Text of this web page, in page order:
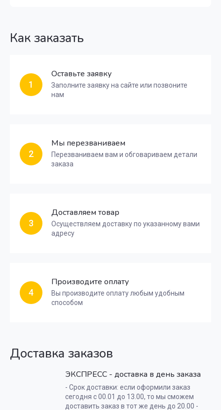
Как заказать
1
Оставьте заявку
Заполните заявку на сайте или позвоните
нам
2
Мы перезваниваем
Перезваниваем вам и обговариваем детали
заказа
3
Доставляем товар
Осуществляем доставку по указанному вами
адресу
4
Производите оплату
Вы производите оплату любым удобным
способом
Доставка заказов
ЭКСПРЕСС - доставка в день заказа
- Срок доставки: если оформили заказ
сегодня с 00.01 до 13.00, то мы сможем
доставить заказ в тот же день до 20.00 -